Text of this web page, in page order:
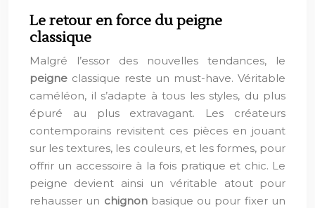
Le retour en force du peigne
classique
Malgré l’essor des nouvelles tendances, le
peigne classique reste un must-have. Véritable
caméléon, il s’adapte à tous les styles, du plus
épuré au plus extravagant. Les créateurs
contemporains revisitent ces pièces en jouant
sur les textures, les couleurs, et les formes, pour
offrir un accessoire à la fois pratique et chic. Le
peigne devient ainsi un véritable atout pour
rehausser un chignonbasique ou pour fixer un